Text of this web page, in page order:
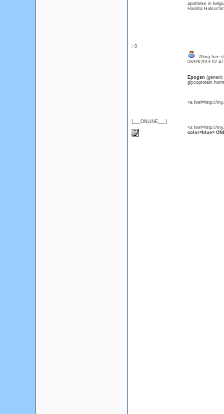
apotheke in
Haridra
: 0
{___ONLINE___}
20mg free
03/09/2013
Epogen
glycoprotein
<a href=http://
<a href=http://
color=blue>